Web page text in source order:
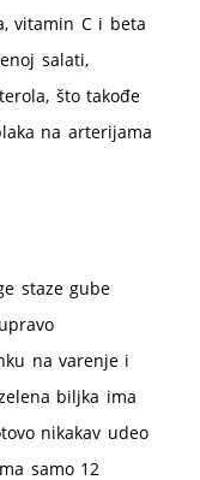
vitamin C i beta
salati,
što takođe
na arterijama
staze gube
na varenje i
biljka ima
nikakav udeo
samo 12